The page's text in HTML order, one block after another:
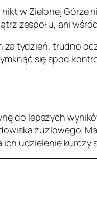
w Zielonej Górze
zespołu, ani
tydzień, trudno
się spod
do lepszych
żużlowego.
udzielenie kurczy